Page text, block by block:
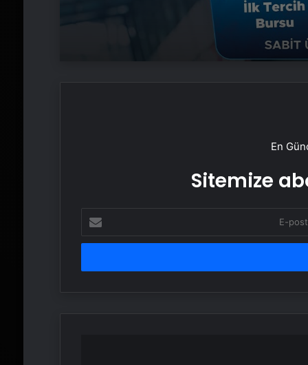
En
Sitemize
posta
adresinizi